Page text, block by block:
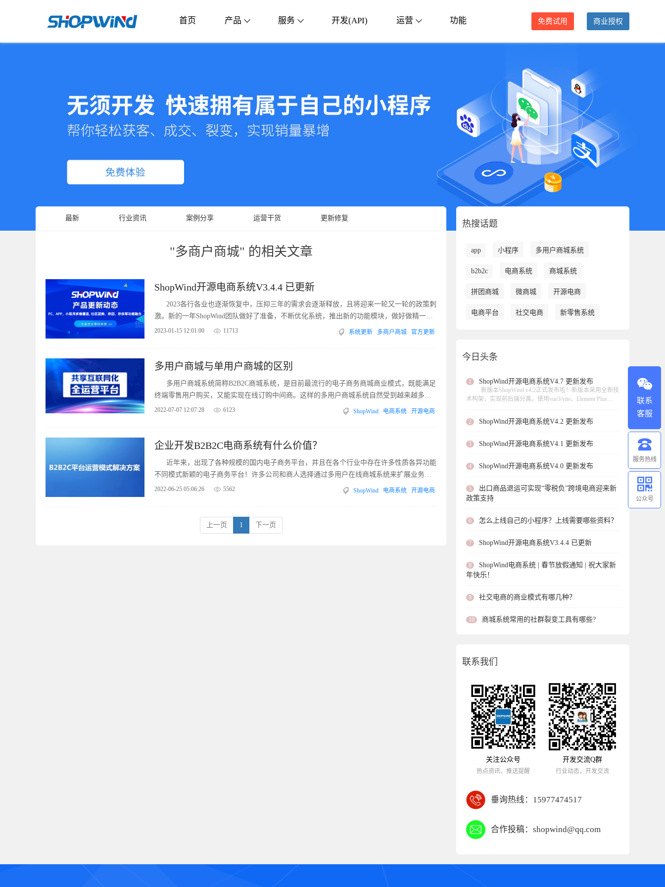
首页 产品 服务 开发(API) 运营 功能 免费试用 商业授权
最新 行业资讯 案例分享 运营干货 更新修复
"多商户商城" 的相关文章
ShopWind开源电商系统V3.4.4 已更新
2023各行各业也逐渐恢复中，压抑三年的需求会逐渐释放，且将迎来一轮又一轮的政策刺
激。新的一年ShopWind团队做好了准备，不断优化系统，推出新的功能模块，做好做精一套
优秀的电商系统软件。
系统更新 多商户商城 官方更新
2023-01-15 12:01:00 11713
多用户商城与单用户商城的区别
多用户商城系统简称B2B2C商城系统，是目前最流行的电子商务商城商业模式，既能满足
终端零售用户购买，又能实现在线订购中间商。这样的多用户商城系统自然受到越来越多企
业的青睐，那么多用户商城与单用户商城的区别？
ShopWind 电商系统 开源电商
2022-07-07 12:07:28 6123
企业开发B2B2C电商系统有什么价值？
近年来，出现了各种规模的国内电子商务平台，并且在各个行业中存在许多性质各异功能
不同模式新颖的电子商务平台！许多公司和商人选择通过多用户在线商城系统来扩展业务，
开发出各式各样的新的系统平台。
ShopWind 电商系统 开源电商
2022-06-25 05:06:26 5562
上一页 1 下一页
热搜话题
app 小程序 多用户商城系统
b2b2c 电商系统 商城系统
拼团商城 微商城 开源电商
电商平台 社交电商 新零售系统
今日头条
1 ShopWind开源电商系统V4.7 更新发布
新版本ShopWind v4.2正式发布啦！新版本采用全新技
术构架，实现前后端分离。使用vue3/vite、Element Plus
品的支持、支持扫码核销等功能，，修复了不少功能模块
2 ShopWind开源电商系统V4.2 更新发布
3 ShopWind开源电商系统V4.1 更新发布
4 ShopWind开源电商系统V4.0 更新发布
5
出口商品退运可实现“零税负”跨境电商迎来新
政策支持
6 怎么上线自己的小程序？上线需要哪些资料？
7 ShopWind开源电商系统V3.4.4 已更新
8
ShopWind电商系统 | 春节放假通知 | 祝大家新
年快乐！
9 社交电商的商业模式有哪几种？
10 商城系统常用的社群裂变工具有哪些?
联系我们
关注公众号
热点资讯，推送提醒
开发交流Q群
行业动态，开发交流
垂询热线： 15977474517
合作投稿： shopwind@qq.com
联系
客服
服务热线
公众号